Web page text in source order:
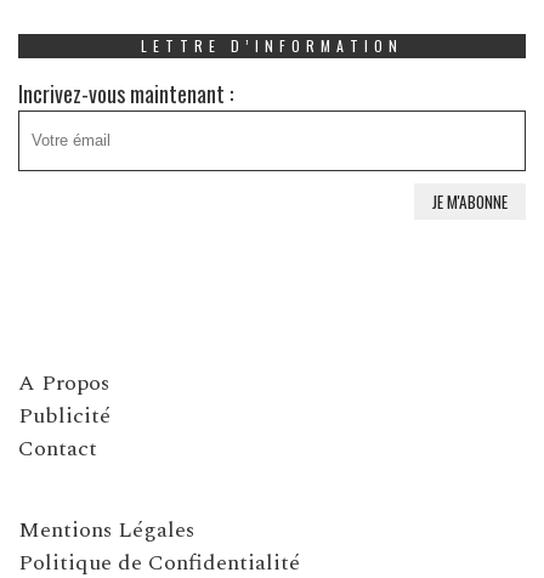
LETTRE D’INFORMATION
Incrivez-vous maintenant :
A Propos
Publicité
Contact
Mentions Légales
Politique de Confidentialité